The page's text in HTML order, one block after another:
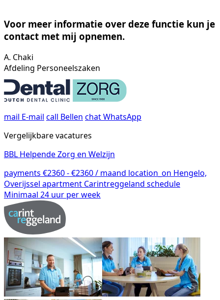
Voor meer informatie over deze functie kun je
contact met mij opnemen.
A. Chaki
Afdeling Personeelszaken
mail E-mail call Bellen chatWhatsApp
Vergelijkbare vacatures
BBL Helpende Zorg en Welzijn
payments €2360 - €2360 / maand location_on Hengelo,
Overijssel apartment Carintreggeland schedule
Minimaal 24 uur per week